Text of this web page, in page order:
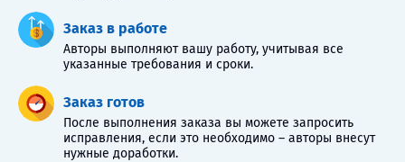
Заказ в работе
Авторы выполняют вашу работу, учитывая все
указанные требования и сроки.
Заказ готов
После выполнения заказа вы можете запросить
исправления, если это необходимо – авторы внесут
нужные доработки.